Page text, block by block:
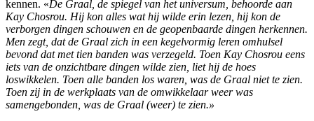
kennen. «De Graal, de spiegel van het universum, behoorde aan
Kay Chosrou. Hij kon alles wat hij wilde erin lezen, hij kon de
verborgen dingen schouwen en de geopenbaarde dingen herkennen.
Men zegt, dat de Graal zich in een kegelvormig leren omhulsel
bevond dat met tien banden was verzegeld. Toen Kay Chosrou eens
iets van de onzichtbare dingen wilde zien, liet hij de hoes
loswikkelen. Toen alle banden los waren, was de Graal niet te zien.
Toen zij in de werkplaats van de omwikkelaar weer was
samengebonden, was de Graal (weer) te zien.»